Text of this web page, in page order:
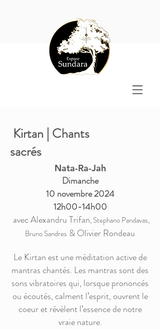
Kirtan | Chants
sacrés
Nata-Ra-Jah
Dimanche
10 novembre 2024
12h00-14h00
avec Alexandru Trifan, Stephano Pandavas,
Bruno Sandres & Olivier Rondeau
Le Kirtan est une méditation active de
mantras chantés. Les mantras sont des
sons vibratoires qui, lorsque prononcés
ou écoutés, calment l’esprit, ouvrent le
coeur et révèlent l’essence de notre
vraie nature.